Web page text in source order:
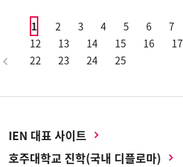
1 2 3 4 5 6 7
12
13 14 15 16 17
22
23 24 25
IEN 대표 사이트
호주대학교 진학(국내 디플로마)